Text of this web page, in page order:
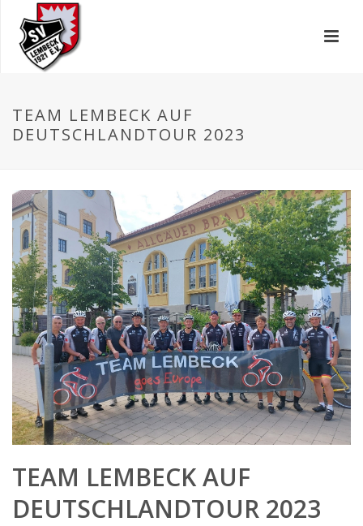
TEAM LEMBECK AUF
DEUTSCHLANDTOUR 2023
TEAM LEMBECK AUF
DEUTSCHLANDTOUR 2023